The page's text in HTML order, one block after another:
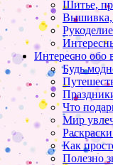
Шитье,
Рукоделие
Интересно обо
Будь
Что
Мир
Как
Полезно